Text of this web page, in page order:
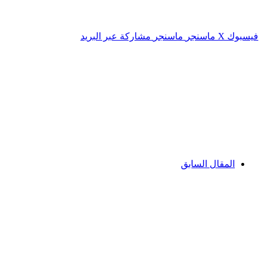
فيسبوك ‫X ماسنجر ماسنجر مشاركة عبر البريد
المقال السابق